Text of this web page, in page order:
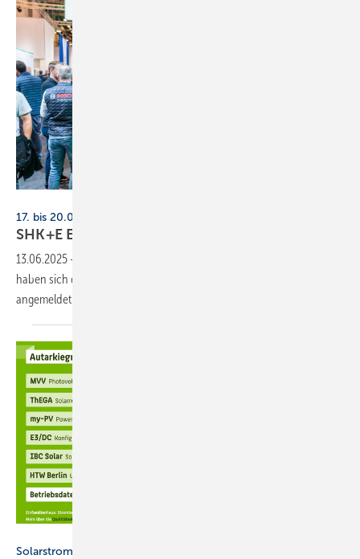
17. bis 20.03.2026, Messe Essen
SHK+E Essen jetzt schon gut
13.06.2025 -
haben sich die meisten großen Heizungshersteller bereits
angemeldet.
Solarstrom